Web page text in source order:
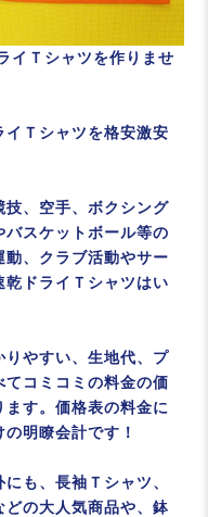
イＴシャツを作りませ
Ｔシャツを格安激安
技、空手、ボクシング
スケットボール等の
、クラブ活動やサー
ドライＴシャツはい
りやすい、生地代、プ
てコミコミの料金の価
す。価格表の料金に
明瞭会計です！
も、長袖Ｔシャツ、
どの大人気商品や、鉢